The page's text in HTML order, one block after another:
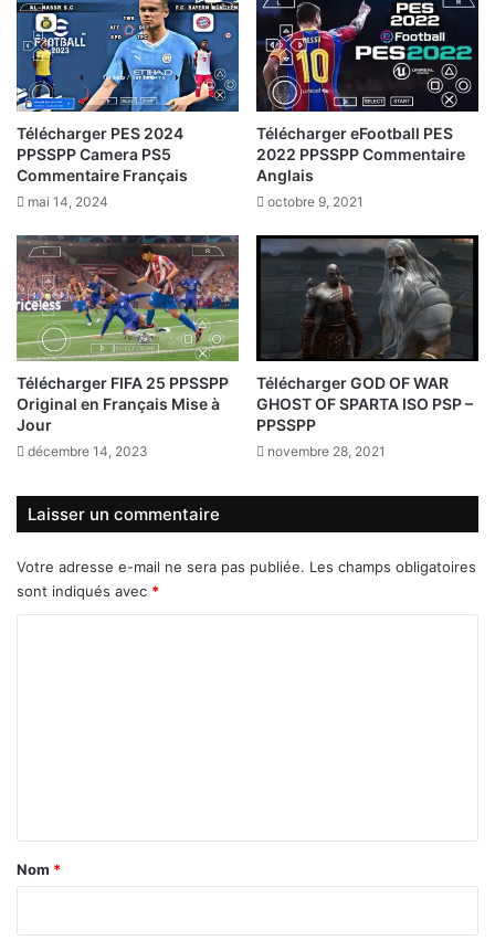
Télécharger PES 2024
PPSSPP Camera PS5
Commentaire Français
mai 14, 2024
Télécharger eFootball PES
2022 PPSSPP Commentaire
Anglais
octobre 9, 2021
Télécharger FIFA 25 PPSSPP
Original en Français Mise à
Jour
décembre 14, 2023
Télécharger GOD OF WAR
GHOST OF SPARTA ISO PSP –
PPSSPP
novembre 28, 2021
Laisser un commentaire
Votre adresse e-mail ne sera pas publiée. Les champs obligatoires
sont indiqués avec *
a
Nom *